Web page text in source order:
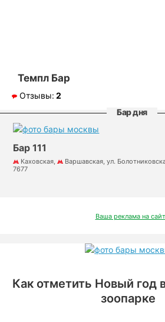
Темпл Бар
Отзывы: 2
Бар дня
Бар 111
Каховская,
Варшавская, ул.
7677
Ваша реклама на
Как отметить Новый год
зоопарке